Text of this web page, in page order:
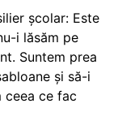
școlar: Este
i lăsăm pe
Suntem prea
și să-i
ceea ce fac